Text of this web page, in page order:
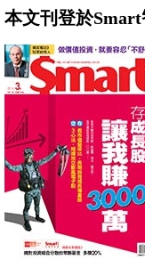
本文刊登於Smart